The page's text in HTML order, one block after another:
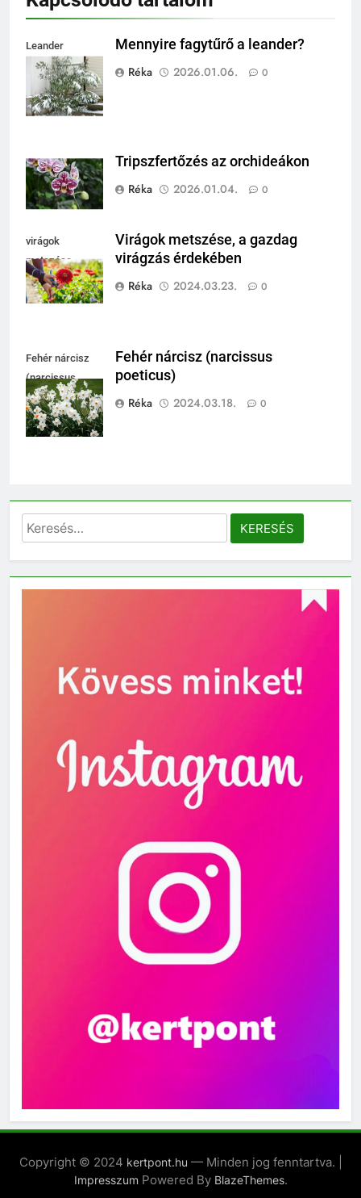
Leander
fagytűrése
Mennyire fagytűrő a leander?
Réka
2026.01.06. 0
Tripszfertőzés az orchideákon
Réka
2026.01.04. 0
virágok
metszése
Virágok metszése, a gazdag
virágzás érdekében
Réka
2024.03.23. 0
Fehér nárcisz
(narcissus
poeticus)
Fehér nárcisz (narcissus
poeticus)
Réka
2024.03.18. 0
Keresés:
Copyright © 2024 kertpont.hu — Minden jog fenntartva. |
Impresszum Powered By BlazeThemes.